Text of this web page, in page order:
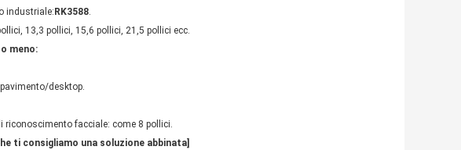
industriale: RK3588.
13,3 pollici, 15,6 pollici, 21,5 pollici ecc.
meno:
desktop.
riconoscimento facciale: come 8 pollici.
ti consigliamo una soluzione abbinata]